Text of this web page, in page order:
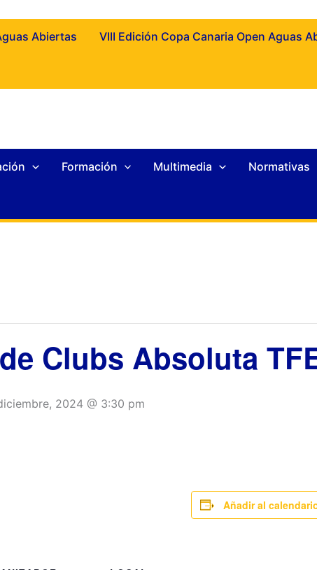
Abiertas VIII Edición Copa Canaria Open Aguas
Formación Multimedia Normativas
Clubs Absoluta
2024 @ 3:30 pm
Añadir al